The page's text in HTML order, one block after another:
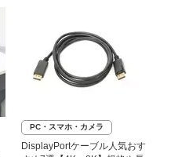
PC・スマホ・カメラ
DisplayPortケーブル人気おす